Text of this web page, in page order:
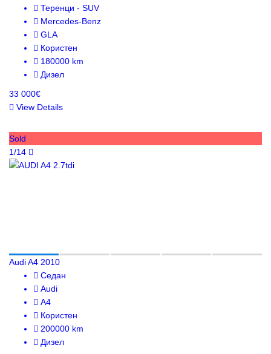
Теренци - SUV
Mercedes-Benz
GLA
Користен
180000 km
Дизел
33 000€
View Details
Sold
1/14
Audi A4 2010
Седан
Audi
A4
Користен
200000 km
Дизел